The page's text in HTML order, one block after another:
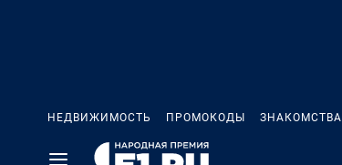
НЕДВИЖИМОСТЬ ПРОМОКОДЫ ЗНАКОМСТВА